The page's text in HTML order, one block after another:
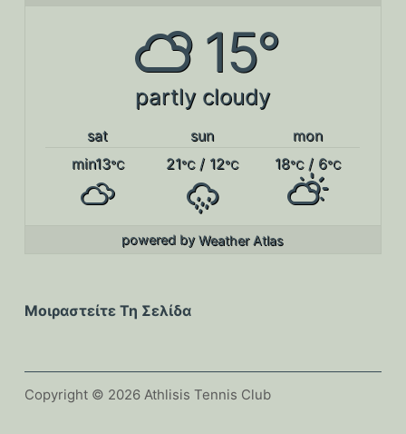
15°
partly cloudy
sat sun
mon
min13°C 21°C/ 12°C 18°C/ 6°C
powered byWeather Atlas
Μοιραστείτε Τη Σελίδα
Copyright © 2026 Athlisis Tennis Club